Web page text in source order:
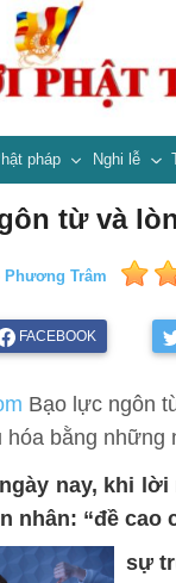
pháp Nghi lễ
từ và
Phương Trâm
FACEBOOK
Bạo lực ngôn
hóa bằng những
nay, khi
nhân: “đề cao
sự